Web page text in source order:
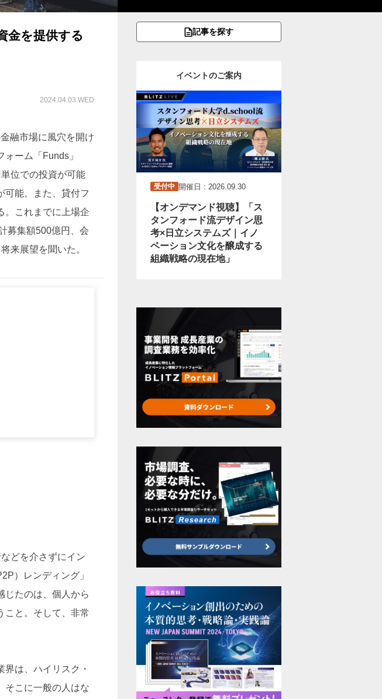
金を提供する
2024.04.03 WED
融市場に風穴を開け
ーム「Funds」
位での投資が可能
可能。また、貸付フ
。これまでに上場企
募集額500億円、会
来展望を聞いた。
どを介さずにイン
）レンディング」
じたのは、個人から
こと。そして、非常
は、ハイリスク・
そこに一般の人はな
記事を探す
イベントのご案内
受付中 開催日 : 2026.09.30
【オンデマンド視聴】「ス
タンフォード流デザイン思
考×日立システムズ｜イノ
ベーション文化を醸成する
組織戦略の現在地」